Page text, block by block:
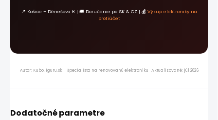
📍 Košice – Dénešova 8 | 🚚 Doručenie po SK & CZ | 💰 Výkup elektroniky na
protiúčet
Autor: Kubo, iguru.sk – špecialista na renovovanú elektroniku · Aktualizované: júl 2026
Dodatočné parametre